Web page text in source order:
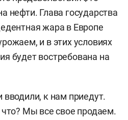
нефти. Глава государства
жара в Европе
и в этих условиях
будет востребована на
к нам приедут.
Мы все свое продаем.